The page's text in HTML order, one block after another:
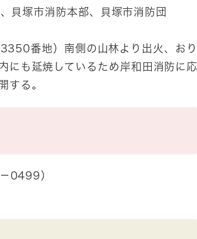
貝塚市消防本部、貝塚市消防団
番地）南側の山林より出火、おり
にも延焼しているため岸和田消防に応
する。
0499）